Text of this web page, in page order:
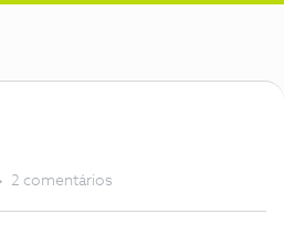
2 comentários